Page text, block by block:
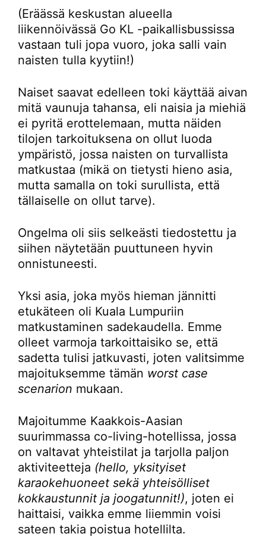
(Eräässä keskustan alueella
liikennöivässä Go KL -paikallisbussissa
vastaan tuli jopa vuoro, joka salli vain
naisten tulla kyytiin!)
Naiset saavat edelleen toki käyttää aivan
mitä vaunuja tahansa, eli naisia ja miehiä
ei pyritä erottelemaan, mutta näiden
tilojen tarkoituksena on ollut luoda
ympäristö, jossa naisten on turvallista
matkustaa (mikä on tietysti hieno asia,
mutta samalla on toki surullista, että
tällaiselle on ollut tarve).
Ongelma oli siis selkeästi tiedostettu ja
siihen näytetään puuttuneen hyvin
onnistuneesti.
Yksi asia, joka myös hieman jännitti
etukäteen oli Kuala Lumpuriin
matkustaminen sadekaudella. Emme
olleet varmoja tarkoittaisiko se, että
sadetta tulisi jatkuvasti, joten valitsimme
majoituksemme tämän worst case
scenarion mukaan.
Majoitumme Kaakkois-Aasian
suurimmassa co-living-hotellissa, jossa
on valtavat yhteistilat ja tarjolla paljon
aktiviteetteja (hello, yksityiset
karaokehuoneet sekä yhteisölliset
kokkaustunnit ja joogatunnit!), joten ei
haittaisi, vaikka emme liiemmin voisi
sateen takia poistua hotellilta.